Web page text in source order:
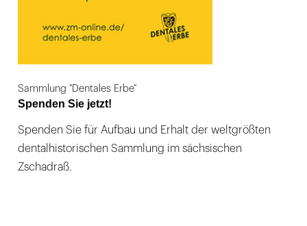
Sammlung "Dentales Erbe"
Spenden Sie jetzt!
Spenden Sie für Aufbau und Erhalt der weltgrößten
dentalhistorischen Sammlung im sächsischen
Zschadraß.